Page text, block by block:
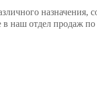
назначения,
наш отдел продаж